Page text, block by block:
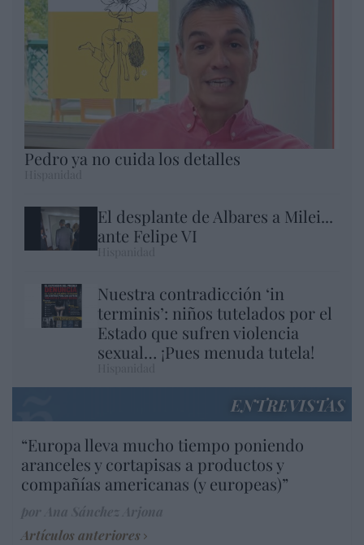
Pedro ya no cuida los detalles
El desplante de Albares a Milei...
ante Felipe VI
Nuestra contradicción ‘in
terminis’: niños tutelados por el
Estado que sufren violencia
sexual… ¡Pues menuda tutela!
ENTREVISTAS
“Europa lleva mucho tiempo poniendo
aranceles y cortapisas a productos y
compañías americanas (y europeas)”
Artículos anteriores